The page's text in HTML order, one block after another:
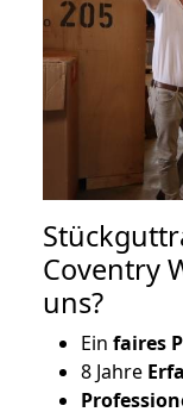
Coventry
uns?
Ein faires
8 Jahre